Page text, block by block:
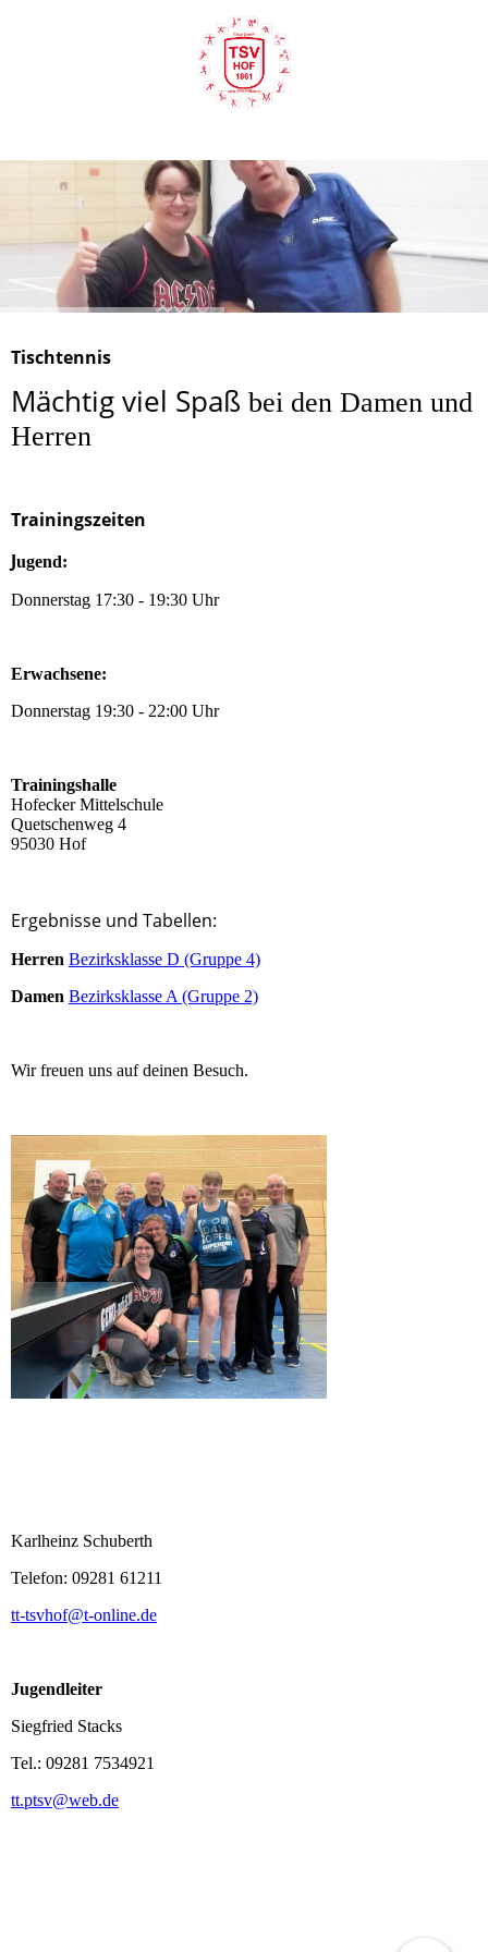
Tischtennis
Mächtig viel Spaß bei den Damen und
Herren
Trainingszeiten
Jugend:
Donnerstag 17:30 - 19:30 Uhr
Erwachsene:
Donnerstag 19:30 - 22:00 Uhr
Trainingshalle
Hofecker Mittelschule
Quetschenweg 4
95030 Hof
Ergebnisse und Tabellen:
Herren Bezirksklasse D (Gruppe 4)
Damen Bezirksklasse A (Gruppe 2)
Wir freuen uns auf deinen Besuch.
Karlheinz Schuberth
Telefon: 09281 61211
tt-tsvhof@t-online.de
Jugendleiter
Siegfried Stacks
Tel.: 09281 7534921
tt.ptsv@web.de